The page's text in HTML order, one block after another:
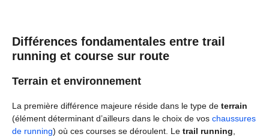
Différences fondamentales entre trail
running et course sur route
Terrain et environnement
La première différence majeure réside dans le type de terrain
(élément déterminant d’ailleurs dans le choix de vos chaussures
de running) où ces courses se déroulent. Le trail running